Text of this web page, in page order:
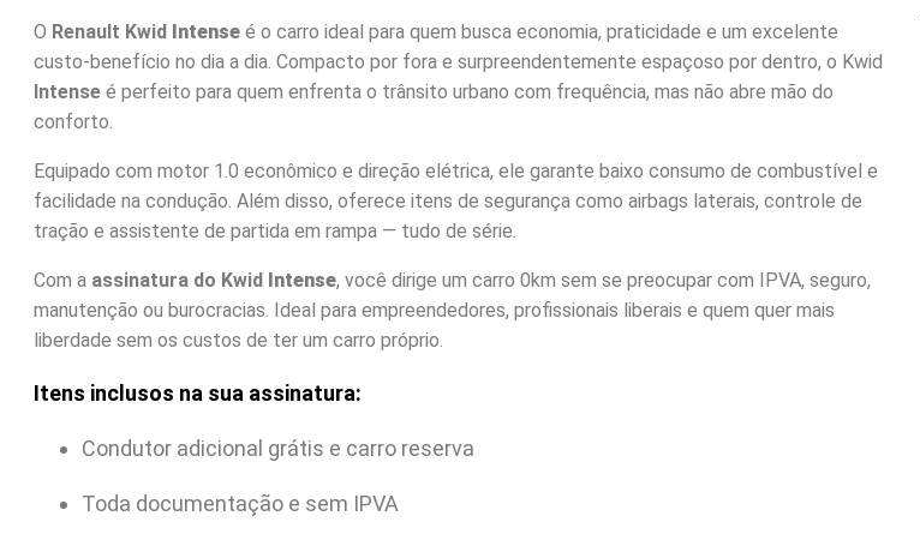
O Renault Kwid Intense é o carro ideal para quem busca economia, praticidade e um excelente
custo-benefício no dia a dia. Compacto por fora e surpreendentemente espaçoso por dentro, o Kwid
Intense é perfeito para quem enfrenta o trânsito urbano com frequência, mas não abre mão do
conforto.
Equipado com motor 1.0 econômico e direção elétrica, ele garante baixo consumo de combustível e
facilidade na condução. Além disso, oferece itens de segurança como airbags laterais, controle de
tração e assistente de partida em rampa — tudo de série.
Com a assinatura do Kwid Intense, você dirige um carro 0km sem se preocupar com IPVA, seguro,
manutenção ou burocracias. Ideal para empreendedores, profissionais liberais e quem quer mais
liberdade sem os custos de ter um carro próprio.
Itens inclusos na sua assinatura:
Condutor adicional grátis e carro reserva
Toda documentação e sem IPVA